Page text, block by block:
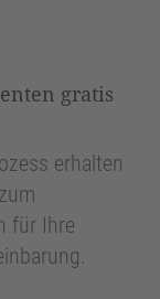
gratis
erhalten
für Ihre